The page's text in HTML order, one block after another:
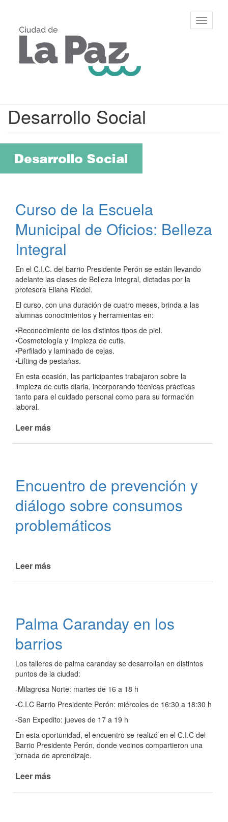
contenido
principalde La Paz,
Entre Ríos
barra
Contenido
principal
Desarrollo Social
Curso de la Escuela
Municipal de Oficios: Belleza
Integral
En el C.I.C. del barrio Presidente Perón se están llevando
adelante las clases de Belleza Integral, dictadas por la
profesora Eliana Riedel.
El curso, con una duración de cuatro meses, brinda a las
alumnas conocimientos y herramientas en:
•Reconocimiento de los distintos tipos de piel.
•Cosmetología y limpieza de cutis.
•Perfilado y laminado de cejas.
•Lifting de pestañas.
En esta ocasión, las participantes trabajaron sobre la
limpieza de cutis diaria, incorporando técnicas prácticas
tanto para el cuidado personal como para su formación
laboral.
Leer más
Municipal
de
Oficios:
Belleza
Integral
Encuentro de prevención y
diálogo sobre consumos
problemáticos
Leer más
diálogo
sobre
consumos
Palma Caranday en los
barrios
Los talleres de palma caranday se desarrollan en distintos
puntos de la ciudad:
-Milagrosa Norte: martes de 16 a 18 h
-C.I.C Barrio Presidente Perón: miércoles de 16:30 a 18:30 h
-San Expedito: jueves de 17 a 19 h
En esta oportunidad, el encuentro se realizó en el C.I.C del
Barrio Presidente Perón, donde vecinos compartieron una
jornada de aprendizaje.
Leer más